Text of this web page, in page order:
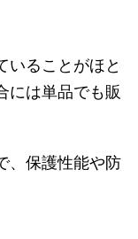
いることがほと
には単品でも販
、保護性能や防